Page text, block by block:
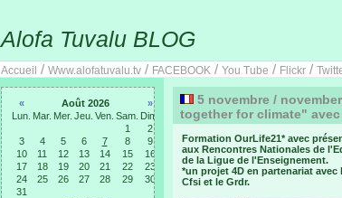
Alofa Tuvalu BLOG
Accueil / Www.alofatuvalu.tv / FACEBOOK / You Tube / Flickr /
« Août 2026
»
Lun. Mar. Mer. Jeu. Ven. Sam. Dim.
1
2
3
4 5 6 7 8
9
10
11 12 13 14 15
16
17
18 19 20 21 22
23
24
25 26 27 28 29
30
31
5 novembre /
together for climate"
Formation OurLife21* avec
aux Rencontres Nationales de
de la Ligue de l'Enseignement.
*un projet 4D en partenariat
Cfsi et le Grdr.